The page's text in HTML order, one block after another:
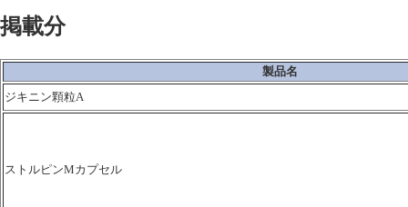
掲載分
製品名
ジキニン顆粒A
ストルピンMカプセル